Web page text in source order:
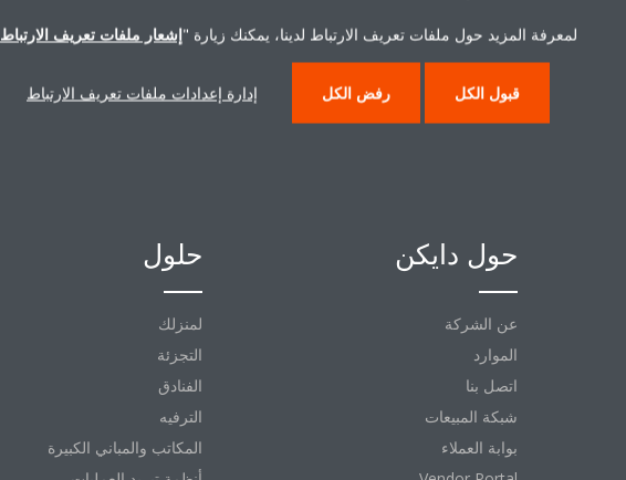
حلول
لمنزلك
التجزئة
الفنادق
الترفيه
المكاتب والمباني الكبيرة
حول دايكن
عن الشركة
الموارد
اتصل بنا
شبكة المبيعات
بوابة العملاء
لمعرفة المزيد حول ملفات تعريف الارتباط لدينا، يمكنك زيارة "إشعار ملفات تعريف الارتباط
قبول الكل رفض الكل إدارة إعدادات ملفات تعريف الارتباط